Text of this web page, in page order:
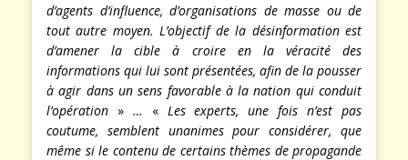
d’agents d’influence, d’organisations de masse ou de
tout autre moyen. L’objectif de la désinformation est
d’amener la cible à croire en la véracité des
informations qui lui sont présentées, afin de la pousser
à agir dans un sens favorable à la nation qui conduit
l’opération »… «Les experts, une fois n’est pas
coutume, semblent unanimes pour considérer, que
même si le contenu de certains thèmes de propagande